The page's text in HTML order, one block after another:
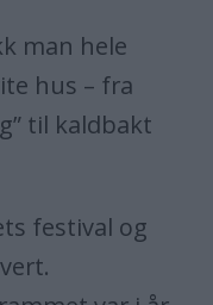
man hele
hus – fra
til kaldbakt
festival og